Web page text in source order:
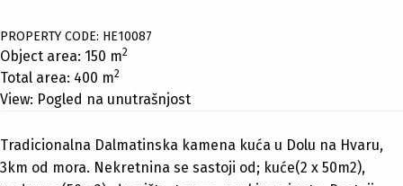
PROPERTY CODE: HE10087
Object area: 150 m2
Total area: 400 m2
View: Pogled na unutrašnjost
Tradicionalna Dalmatinska kamena kuća u Dolu na Hvaru,
3km od mora. Nekretnina se sastoji od; kuće(2 x 50m2),